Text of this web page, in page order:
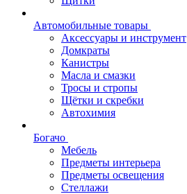
Автомобильные товары
Аксессуары и инструмент
Домкраты
Канистры
Масла и смазки
Тросы и стропы
Щётки и скребки
Автохимия
Богачо
Мебель
Предметы интерьера
Предметы освещения
Стеллажи